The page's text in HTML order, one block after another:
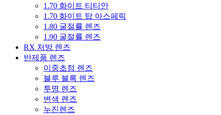
1.70 화이트 티티안
1.70 화이트 탑 아스페릭
1.80 굴절률 렌즈
1.90 굴절률 렌즈
RX 처방 렌즈
반제품 렌즈
이중초점 렌즈
블루 블록 렌즈
투명 렌즈
변색 렌즈
누진렌즈